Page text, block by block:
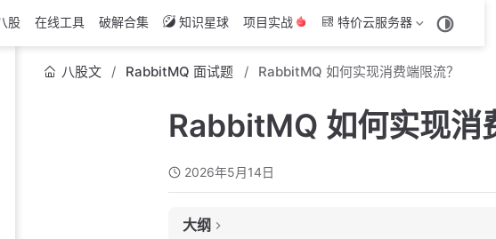
股 在线工具 破解合集 知识星球 项目实战 特价云服务器
八股文 RabbitMQ 面试题 RabbitMQ 如何实现消费端限流？
RabbitMQ 如何实现消
2026年5月14日
大纲